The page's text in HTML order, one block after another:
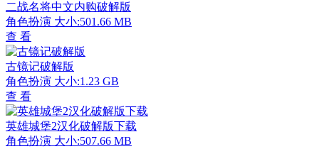
二战名将中文内购破解版
角色扮演 大小:501.66 MB
查 看
古镜记破解版
角色扮演 大小:1.23 GB
查 看
英雄城堡2汉化破解版下载
角色扮演 大小:507.66 MB